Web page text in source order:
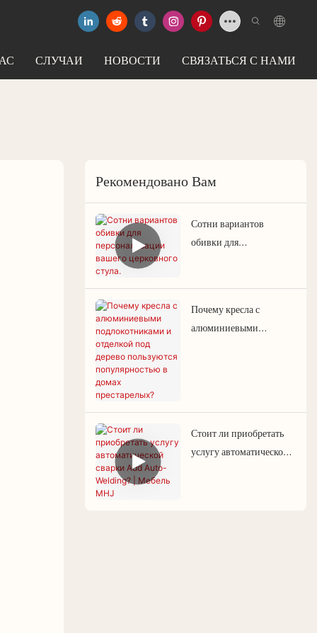
СЛУЧАИ НОВОСТИ СВЯЗАТЬСЯ С НАМИ
Рекомендовано Вам
Сотни вариантов
обивки для
Почему кресла с
алюминиевыми
Стоит ли приобретать
услугу автоматической